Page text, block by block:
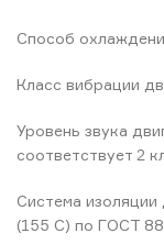
Способ
Класс вибрации
Уровень звука
соответствует 2
Система изоляции
(155 C) по ГОСТ